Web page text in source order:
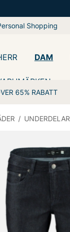
Shopping
DAM
65% RABATT
/ UNDERDELAR